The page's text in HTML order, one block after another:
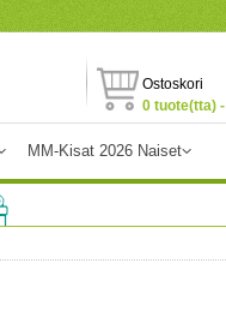
Ostoskori
0 tuote(tta) -
MM-Kisat 2026 Naiset